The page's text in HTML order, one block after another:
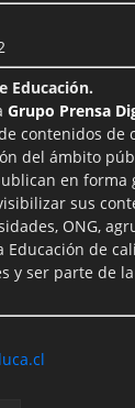
Educación.
Grupo Prensa
contenidos de
del ámbito
en
sus
ONG,
de
y ser parte de